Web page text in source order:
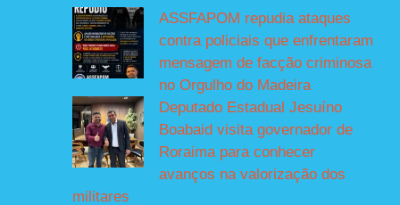
ASSFAPOM repudia ataques
contra policiais que enfrentaram
mensagem de facção criminosa
no Orgulho do Madeira
Deputado Estadual Jesuíno
Boabaid visita governador de
Roraima para conhecer
avanços na valorização dos
militares